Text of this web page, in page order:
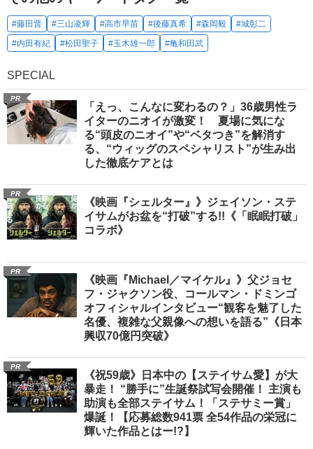
#藤田晋 #三山凌輝 #高市早苗 #後藤真希 #森岡毅
#城彰二
#内田有紀
#松田聖子 #玉木雄一郎 #亀和田武
SPECIAL
PR
「えっ、こんなに変わるの？」36歳男性ラ
イターのニオイが激変！ 夏場に気にな
る“頭皮のニオイ”や“ベタつき”を解消す
る、“ウィッグのスペシャリスト”が生み出
した徹底ケアとは
PR
《映画『シェルター』》ジェイソン・ステ
イサムがお盆を“打破”する!!《「眠眠打破」
コラボ》
PR
《映画『Michael／マイケル』》父ジョセ
フ・ジャクソン役、コールマン・ドミンゴ
オフィシャルインタビュー“観客を魅了した
名優、複雑な父親像への想いを語る”《日本
興収70億円突破》
PR
《祝59歳》日本中の【ステイサム愛】が大
暴走！ “勝手に”生誕祭試写会開催！ 主演も
助演も全部ステイサム！「ステサミー賞」
爆誕！【応募総数941票 全54作品の栄冠に
輝いた作品とはー!?】